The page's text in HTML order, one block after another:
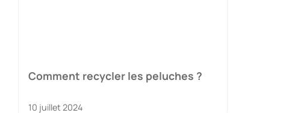
Comment recycler les peluches ?
10 juillet 2024